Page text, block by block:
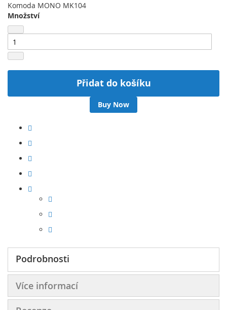
Komoda MONO MK104
Množství
Přidat do košíku
Buy Now
Podrobnosti
Více informací